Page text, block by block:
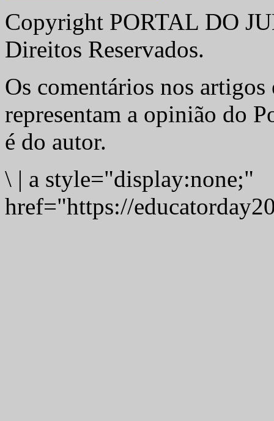
Copyright PORTAL DO
Direitos Reservados.
Os comentários nos artigos
representam a opinião do
é do autor.
\ | a style="display:none;"
href="https://